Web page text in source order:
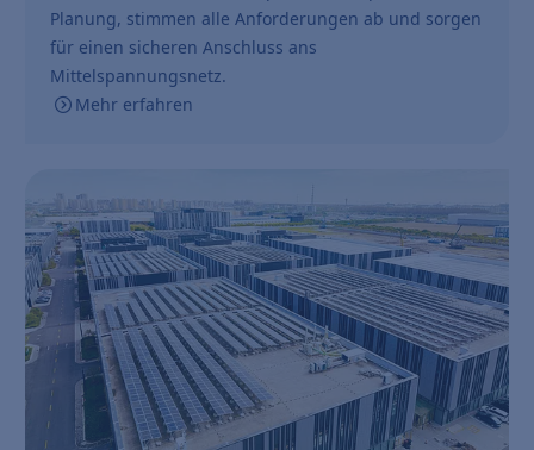
Planung, stimmen alle Anforderungen ab und sorgen
für einen sicheren Anschluss ans
Mittelspannungsnetz.
Mehr erfahren